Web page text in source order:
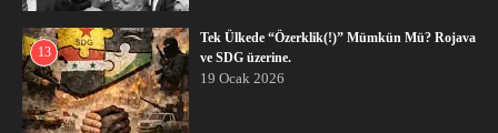
13
Tek Ülkede “Özerklik(!)” Mümkün Mü? Rojava
ve SDG üzerine.
19 Ocak 2026